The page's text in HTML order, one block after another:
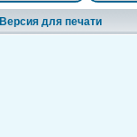
Версия для печати